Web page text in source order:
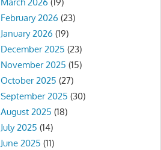
March 2026 (19)
February 2026 (23)
January 2026 (19)
December 2025 (23)
November 2025 (15)
October 2025 (27)
September 2025 (30)
August 2025 (18)
July 2025 (14)
June 2025 (11)